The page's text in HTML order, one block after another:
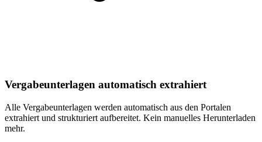
Vergabeunterlagen automatisch extrahiert
Alle Vergabeunterlagen werden automatisch aus den Portalen
extrahiert und strukturiert aufbereitet. Kein manuelles Herunterladen
mehr.